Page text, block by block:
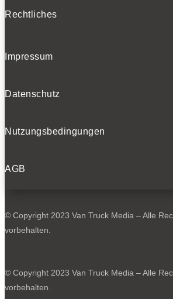
Rechtliches
Impressum
Datenschutz
Nutzungsbedingungen
AGB
© Copyright 2023 Van Truck Media – Alle
vorbehalten.
© Copyright 2023 Van Truck Media – Alle
vorbehalten.